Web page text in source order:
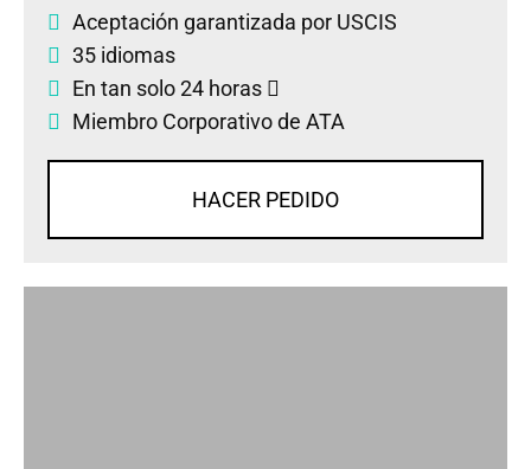
Aceptación garantizada por USCIS
35 idiomas
En tan solo 24 horas
Miembro Corporativo de ATA
HACER PEDIDO